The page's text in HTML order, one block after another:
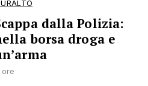
dalla Polizia:
borsa droga e
ore